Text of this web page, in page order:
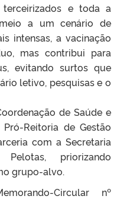
terceirizados e toda a
a um cenário de
intensas, a vacinação
mas contribui para
evitando surtos que
letivo, pesquisas e o
de Saúde e
Reitoria de Gestão
com a Secretaria
priorizando
grupo-alvo.
Circular nº